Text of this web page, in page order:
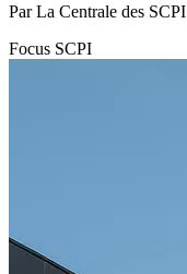
Par La Centrale des SCPI
Focus SCPI